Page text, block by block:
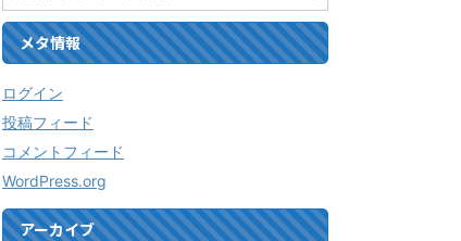
メタ情報
ログイン
投稿フィード
コメントフィード
WordPress.org
アーカイブ